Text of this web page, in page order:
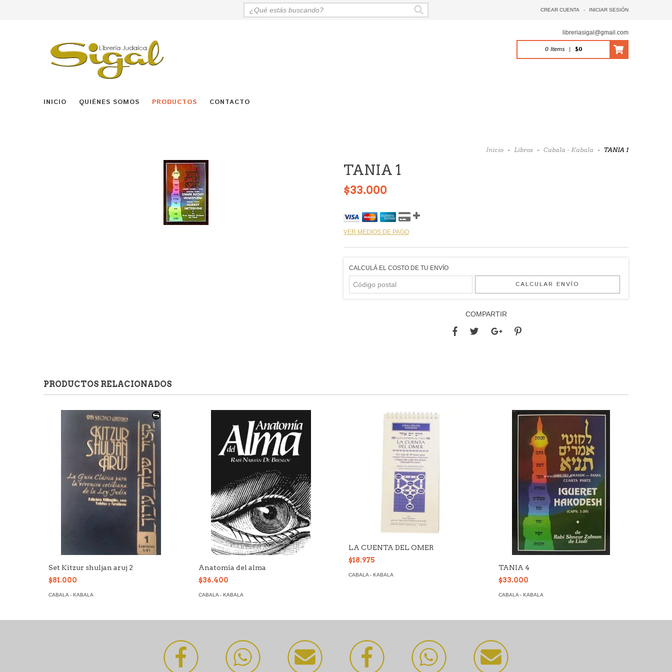
CREAR CUENTA - INICIAR SESIÓN
libreriasigal@gmail.com
0 Items | $0
INICIO QUIÉNES SOMOS PRODUCTOS CONTACTO
Inicio - Libros - Cabala - Kabala - TANIA 1
TANIA 1
$33.000
VER MEDIOS DE PAGO
CALCULÁ EL COSTO DE TU ENVÍO
CALCULAR ENVÍO
COMPARTIR
PRODUCTOS RELACIONADOS
Set Kitzur shuljan aruj 2
$81.000
CABALA - KABALA
Anatomia del alma
$36.400
CABALA - KABALA
LA CUENTA DEL OMER
$18.975
CABALA - KABALA
TANIA 4
$33.000
CABALA - KABALA